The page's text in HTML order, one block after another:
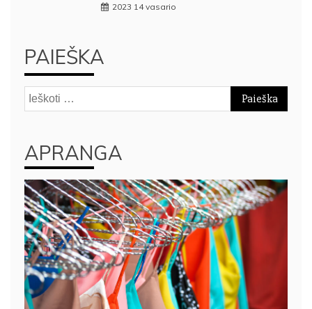
2023 14 vasario
PAIEŠKA
Ieškoti:
APRANGA